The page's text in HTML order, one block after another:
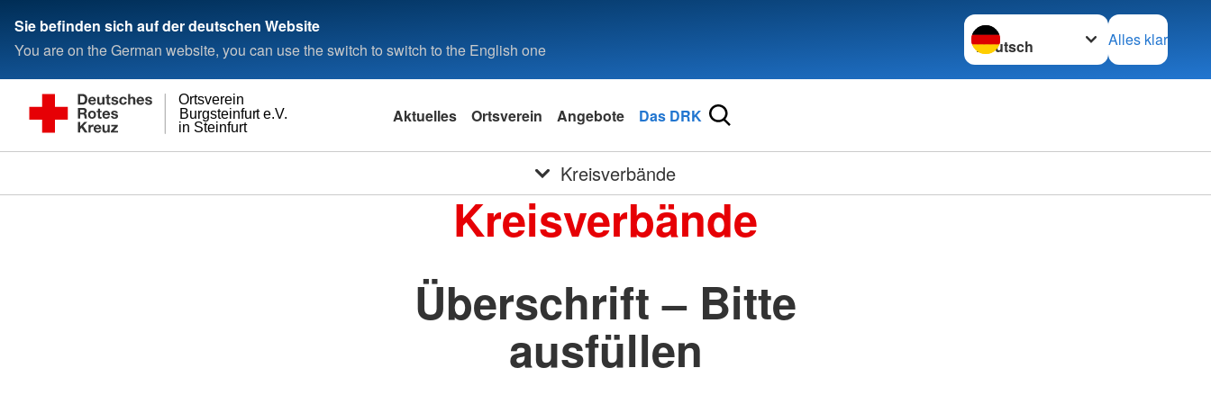
Sie befinden sich auf der deutschen Website
You are on the German website, you can use the switch to switch to the English one
Sprache wechseln zu
Alles klar
in Steinfurt
Burgsteinfurt e.V.
Ortsverein
Aktuelles Ortsverein Angebote Das DRK
Kreisverbände
Kreisverbände
Überschrift – Bitte
ausfüllen